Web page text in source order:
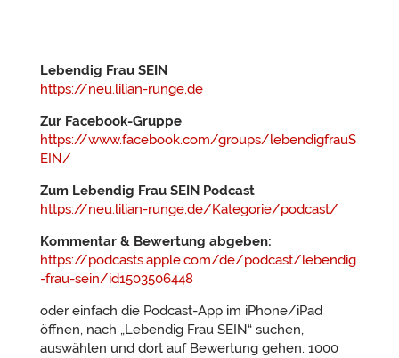
Lebendig Frau SEIN
https://neu.lilian-runge.de
Zur Facebook-Gruppe
https://www.facebook.com/groups/lebendigfrauS
EIN/
Zum Lebendig Frau SEIN Podcast
https://neu.lilian-runge.de/Kategorie/podcast/
Kommentar & Bewertung abgeben:
https://podcasts.apple.com/de/podcast/lebendig
-frau-sein/id1503506448
oder einfach die Podcast-App im iPhone/iPad
öffnen, nach „Lebendig Frau SEIN“ suchen,
auswählen und dort auf Bewertung gehen. 1000